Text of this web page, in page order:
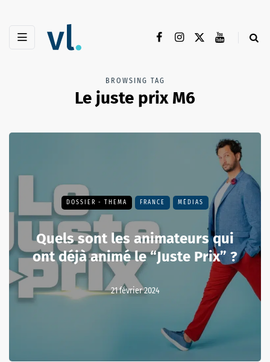
BROWSING TAG
Le juste prix M6
DOSSIER - THEMA FRANCE MÉDIAS
Quels sont les animateurs qui
ont déjà animé le “Juste Prix” ?
21 février 2024